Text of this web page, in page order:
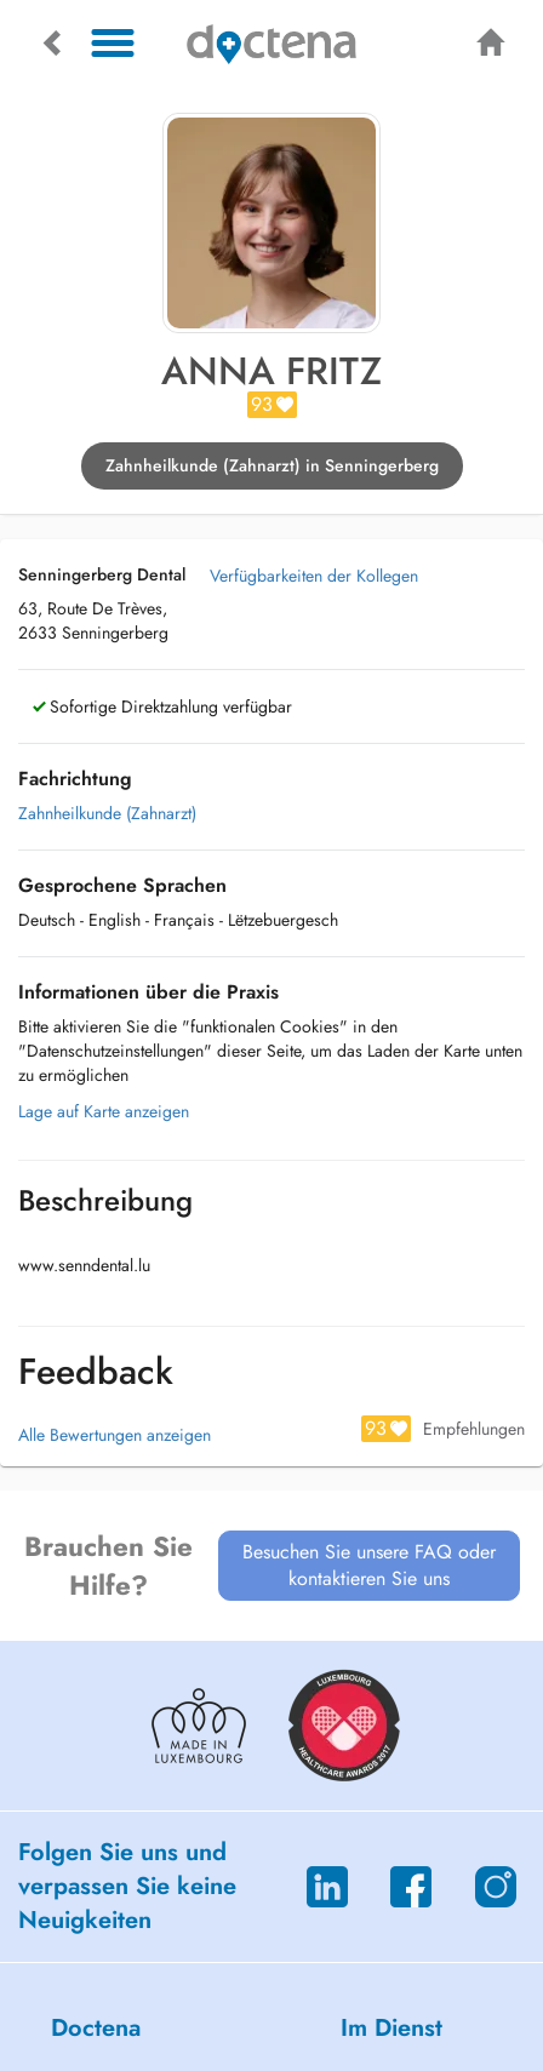
ANNA FRITZ
93
Zahnheilkunde (Zahnarzt) in Senningerberg
Senningerberg Dental
63, Route De Trèves,
2633 Senningerberg
Verfügbarkeiten der Kollegen
Sofortige Direktzahlung verfügbar
Fachrichtung
Zahnheilkunde (Zahnarzt)
Gesprochene Sprachen
Deutsch - English - Français - Lëtzebuergesch
Informationen über die Praxis
Bitte aktivieren Sie die "funktionalen Cookies" in den
"Datenschutzeinstellungen" dieser Seite, um das Laden der Karte unten
zu ermöglichen
Lage auf Karte anzeigen
Beschreibung
www.senndental.lu
Feedback
Alle Bewertungen anzeigen 93 Empfehlungen
Brauchen Sie
Hilfe?
Besuchen Sie unsere FAQ oder
kontaktieren Sie uns
Folgen Sie uns und
verpassen Sie keine
Neuigkeiten
Doctena Im Dienst